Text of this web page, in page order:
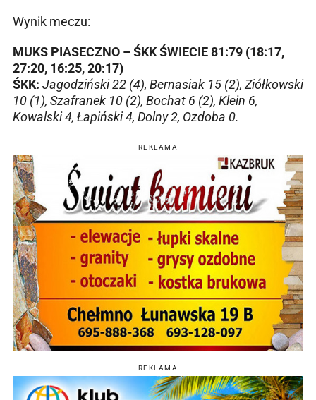
Wynik meczu:
MUKS PIASECZNO – ŚKK ŚWIECIE 81:79 (18:17,
27:20, 16:25, 20:17)
ŚKK: Jagodziński 22 (4), Bernasiak 15 (2), Ziółkowski
10 (1), Szafranek 10 (2), Bochat 6 (2), Klein 6,
Kowalski 4, Łapiński 4, Dolny 2, Ozdoba 0.
REKLAMA
REKLAMA